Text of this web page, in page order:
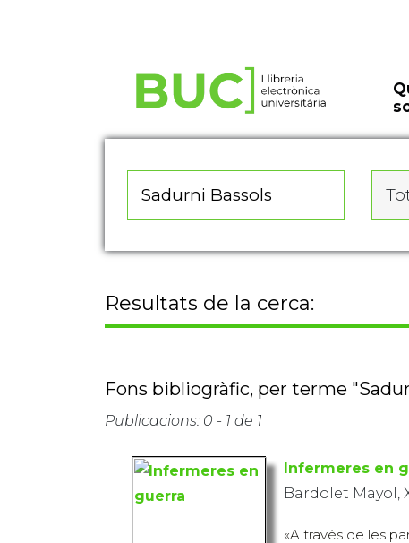
Resultats de la cerca:
Fons bibliogràfic, per terme
Publicacions: 0 - 1 de 1
Infermeres en
Bardolet Mayol,
«A través de les